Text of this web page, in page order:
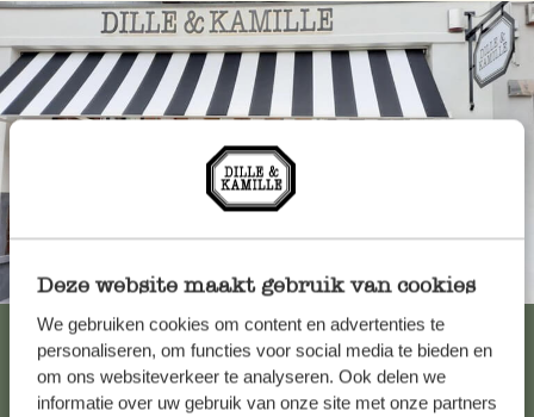
Deze website maakt gebruik van cookies
We gebruiken cookies om content en advertenties te
personaliseren, om functies voor social media te bieden en
om ons websiteverkeer te analyseren. Ook delen we
informatie over uw gebruik van onze site met onze partners
Altijd in de buurt
Bekijk alle 62 winkels